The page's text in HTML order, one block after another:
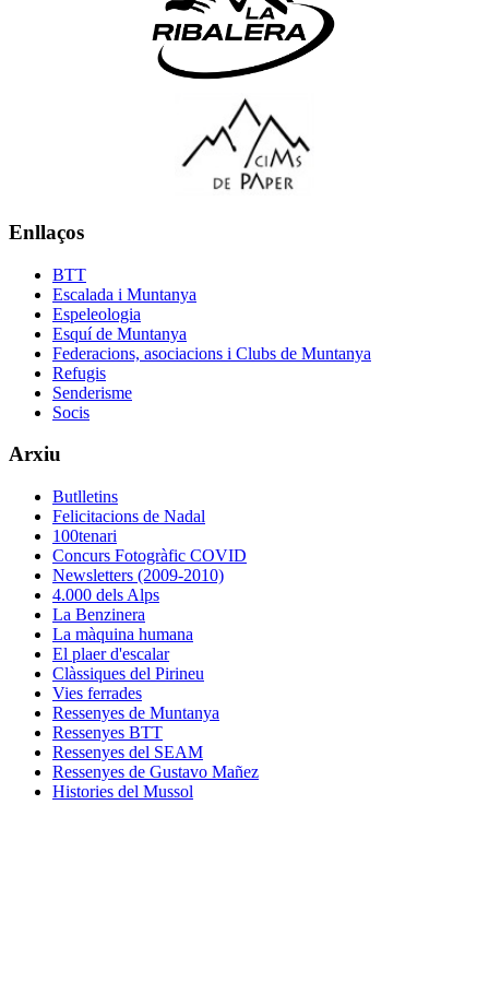
Enllaços
BTT
Escalada i Muntanya
Espeleologia
Esquí de Muntanya
Federacions, asociacions i Clubs de Muntanya
Refugis
Senderisme
Socis
Arxiu
Butlletins
Felicitacions de Nadal
100tenari
Concurs Fotogràfic COVID
Newsletters (2009-2010)
4.000 dels Alps
La Benzinera
La màquina humana
El plaer d'escalar
Clàssiques del Pirineu
Vies ferrades
Ressenyes de Muntanya
Ressenyes BTT
Ressenyes del SEAM
Ressenyes de Gustavo Mañez
Histories del Mussol